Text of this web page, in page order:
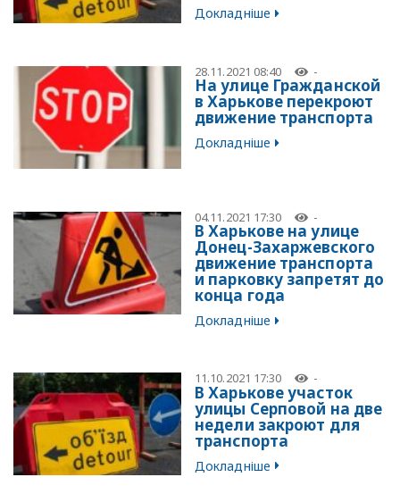
Докладніше
28.11.2021 08:40 -
На улице Гражданской
в Харькове перекроют
движение транспорта
Докладніше
04.11.2021 17:30 -
В Харькове на улице
Донец-Захаржевского
движение транспорта
и парковку запретят до
конца года
Докладніше
11.10.2021 17:30 -
В Харькове участок
улицы Серповой на две
недели закроют для
транспорта
Докладніше